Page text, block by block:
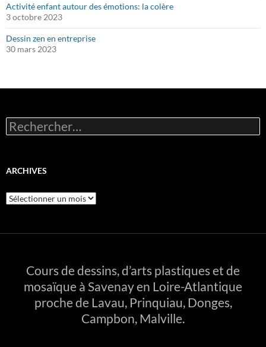
Activité enfant autour des émotions: la colère
3 octobre 2023
Dessin zen en entreprise
30 mars 2023
Rechercher :
ARCHIVES
Archives
Cours de dessins, d’arts plastiques et de
mosaïque à Savenay en Loire-Atlantique
proche de Lavau, Prinquiau, Donges,
Campbon, Malville.